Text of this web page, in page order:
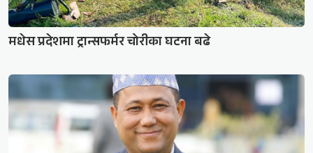
मधेस प्रदेशमा ट्रान्सफर्मर चोरीका घटना बढे